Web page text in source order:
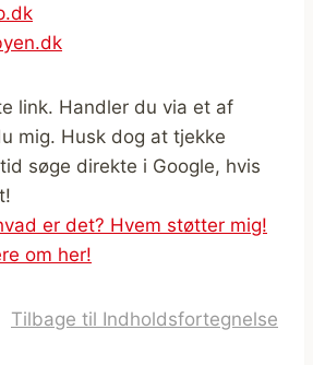
link. Handler du via et af
mig. Husk dog at tjekke
søge direkte i Google, hvis
er det? Hvem støtter mig!
om her!
Tilbage til Indholdsfortegnelse